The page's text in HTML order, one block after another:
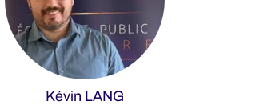
Kévin LANG